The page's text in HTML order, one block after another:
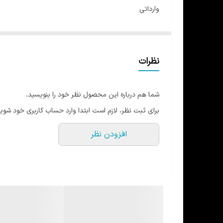
وارداتی
4 میل
رویه قوی
زیر عاج دار قوی
چسبندگی بالا
در 8 رنگ
نظرات
شما هم درباره این محصول نظر خود را بنویسید.
برای ثبت نظر، لازم است ابتدا وارد حساب کاربری خود
افزودن نظر